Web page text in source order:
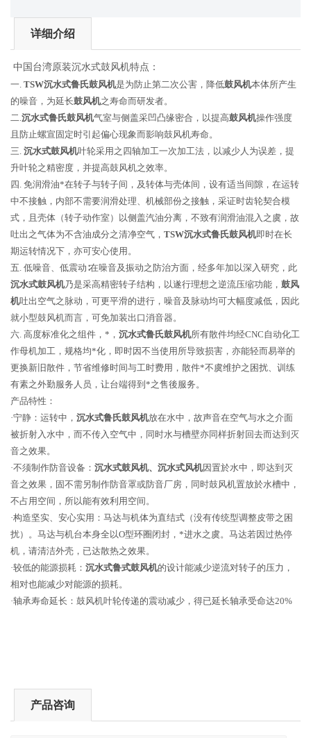
详细介绍
中国台湾原装沉水式鼓风机特点：
一.TSW沉水式鲁氏鼓风机是为防止第二次公害，降低鼓风机本体所产生
的噪音，为延长鼓风机之寿命而研发者。
二.沉水式鲁氏鼓风机气室与侧盖采凹凸缘密合，以提高鼓风机操作强度
且防止螺宣固定时引起偏心现象而影响鼓风机寿命。
三.沉水式鼓风机叶轮采用之四轴加工一次加工法，以减少人为误差，提
升叶轮之精密度，并提高鼓风机之效率。
四. 免润滑油*在转子与转子间，及转体与壳体间，设有适当间隙，在运转
中不接触，内部不需要润滑处理、机械部份之接触，采证时齿轮契合模
式，且壳体（转子动作室）以侧盖汽油分离，不致有润滑油混入之虞，故
吐出之气体为不含油成分之清净空气，TSW沉水式鲁氏鼓风机即时在长
期运转情况下，亦可安心使用。
五. 低噪音、低震动∶在噪音及振动之防治方面，经多年加以深入研究，此
沉水式鼓风机乃是采高精密转子结构，以遂行理想之逆流压缩功能，鼓风
机吐出空气之脉动，可更平滑的进行，噪音及脉动均可大幅度减低，因此
就小型鼓风机而言，可免加装出口消音器。
六. 高度标准化之组件，*，沉水式鲁氏鼓风机所有散件均经CNC自动化工
作母机加工，规格均*化，即时因不当使用所导致损害，亦能轻而易举的
更换新旧散件，节省维修时间与工时费用，散件*不虞维护之困扰、训练
有素之外勤服务人员，让台端得到*之售後服务。
产品特性：
·宁静：运转中，沉水式鲁氏鼓风机放在水中，故声音在空气与水之介面
被折射入水中，而不传入空气中，同时水与槽壁亦同样折射回去而达到灭
音之效果。
·不须制作防音设备：沉水式鼓风机、沉水式风机因置於水中，即达到灭
音之效果，固不需另制作防音罩或防音厂房，同时鼓风机置放於水槽中，
不占用空间，所以能有效利用空间。
·构造坚实、安心实用：马达与机体为直结式（没有传统型调整皮带之困
扰）。马达与机台本身全以O型环圈闭封，*进水之虞。马达若因过热停
机，请清洁外壳，已达散热之效果。
·较低的能源损耗：沉水式鲁式鼓风机的设计能减少逆流对转子的压力，
相对也能减少对能源的损耗。
·轴承寿命延长：鼓风机叶轮传递的震动减少，得已延长轴承受命达20%
产品咨询